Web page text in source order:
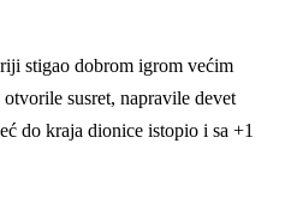
stigao dobrom igrom većim
susret, napravile devet
do kraja dionice istopio i sa +1